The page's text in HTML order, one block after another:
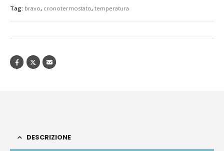
Tag: bravo, cronotermostato, temperatura
DESCRIZIONE